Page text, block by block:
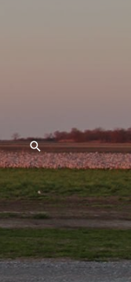
Buscar